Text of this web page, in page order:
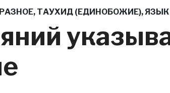
РАЗНОЕ, ТАУХИД (ЕДИНОБОЖИЕ),ЯЗЫК